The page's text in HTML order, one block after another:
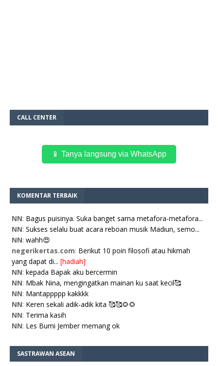
CALL CENTER
📱 Tanya langsung via WhatsApp
KOMENTAR TERBAIK
NN: Bagus puisinya. Suka banget sama metafora-metafora...
NN: Sukses selalu buat acara reboan musik Madiun, semo...
NN: wahh😍
negerikertas.com: Berikut 10 poin filosofi atau hikmah
yang dapat di... [hadiah]
NN: kepada Bapak aku bercermin
NN: Mbak Nina, mengingatkan mainan ku saat kecil🥰
NN: Mantappppp kakkkk
NN: Keren sekali adik-adik kita 🥰🥰🌻🌻
NN: Terima kasih
NN: Les Bumi Jember memang ok
SASTRAWAN ASEAN